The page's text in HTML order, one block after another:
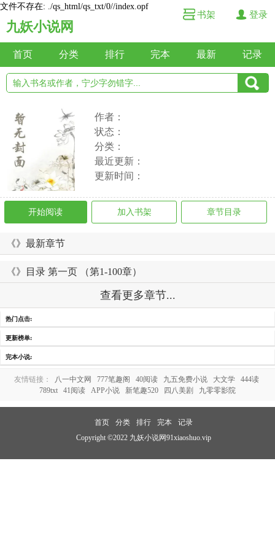
文件不存在: ./qs_html/qs_txt/0//index.opf
九妖小说网
书架 登录
首页 分类 排行 完本 最新 记录
作者：
状态：
分类：
最近更新：
更新时间：
开始阅读 加入书架 章节目录
《》最新章节
《》目录 第一页 （第1-100章）
查看更多章节...
热门点击:
更新榜单:
完本小说:
友情链接： 八一中文网 777笔趣阁 40阅读 九五免费小说 大文学
444读
789txt
41阅读 APP小说 新笔趣520 四八美剧 九零零影院
首页 分类 排行 完本
记录
Copyright ©2022 九妖小说网91xiaoshuo.vip